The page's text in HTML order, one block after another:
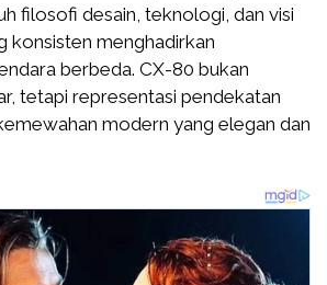
filosofi desain, teknologi, dan visi
konsisten menghadirkan
berbeda. CX-80 bukan
tetapi representasi pendekatan
modern yang elegan dan